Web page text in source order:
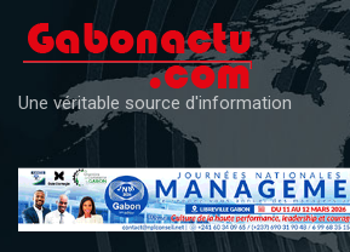
content
Une véritable source d'information